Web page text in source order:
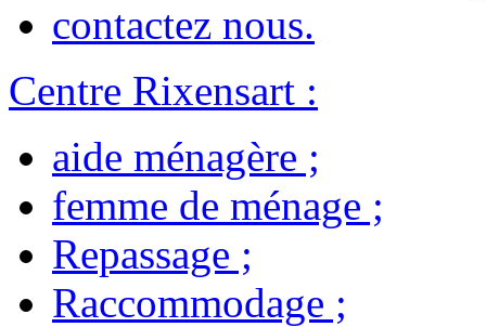
contactez nous.
Centre Rixensart :
aide ménagère ;
femme de ménage ;
Repassage ;
Raccommodage ;